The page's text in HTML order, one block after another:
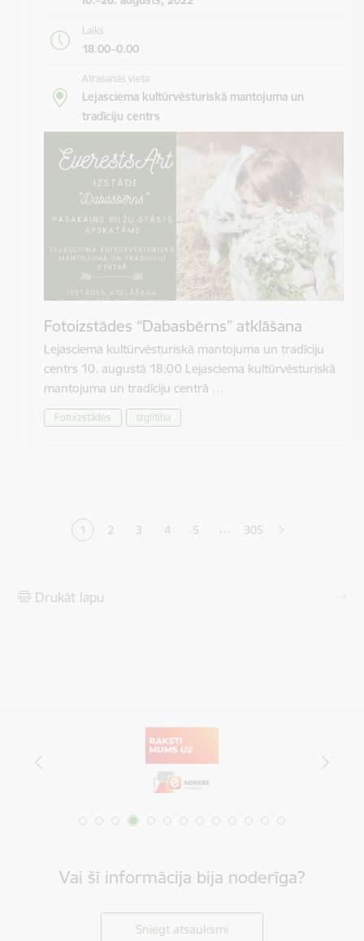
Laiks
18.00–0.00
Atrašanās vieta
Lejasciema kultūrvēsturiskā mantojuma un
tradīciju centrs
Fotoizstādes “Dabasbērns” atklāšana
Lejasciema kultūrvēsturiskā mantojuma un tradīciju
centrs 10. augustā 18:00 Lejasciema kultūrvēsturiskā
mantojuma un tradīciju centrā …
Fotoizstādes Izglītība
Pašreizējā lapa
1 Lapa
2 Lapa
3 Lapa
4 Lapa
5 … 305
Drukāt lapu
Vai šī informācija bija noderīga?
Sniegt atsauksmi